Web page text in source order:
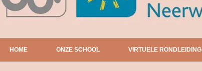
HOME ONZE SCHOOL VIRTUELE RONDLEIDING